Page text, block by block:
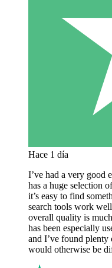
Hace 1 día
I’ve had a very good
has a huge selection
it’s easy to find
search tools work
overall quality is
has been especially
and I’ve found
would otherwise be